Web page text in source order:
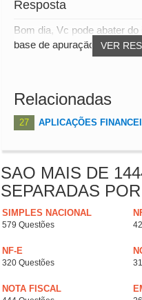
Resposta
VER
Bom dia, Vc pode abater
base de apuração Att
Relacionadas
27 APLICAÇÕES
SAO MAIS DE
SEPARADAS
SIMPLES NACIONAL
579 Questões
NF-E
320 Questões
NOTA FISCAL